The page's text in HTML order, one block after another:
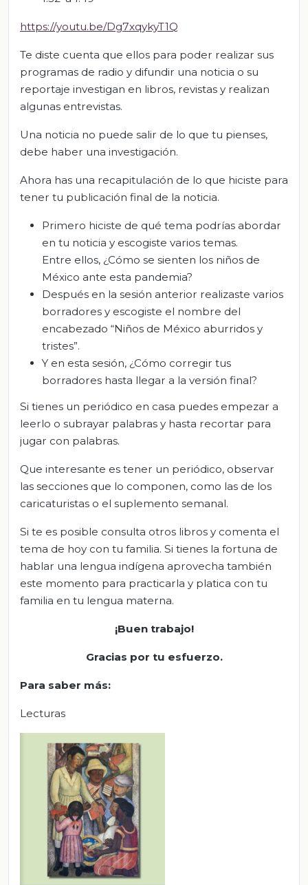
https://youtu.be/Dg7xqykyT1Q
Te diste cuenta que ellos para poder realizar sus
programas de radio y difundir una noticia o su
reportaje investigan en libros, revistas y realizan
algunas entrevistas.
Una noticia no puede salir de lo que tu pienses,
debe haber una investigación.
Ahora has una recapitulación de lo que hiciste para
tener tu publicación final de la noticia.
Primero hiciste de qué tema podrías abordar
en tu noticia y escogiste varios temas.
Entre ellos, ¿Cómo se sienten los niños de
México ante esta pandemia?
Después en la sesión anterior realizaste varios
borradores y escogiste el nombre del
encabezado “Niños de México aburridos y
tristes”.
Y en esta sesión, ¿Cómo corregir tus
borradores hasta llegar a la versión final?
Si tienes un periódico en casa puedes empezar a
leerlo o subrayar palabras y hasta recortar para
jugar con palabras.
Que interesante es tener un periódico, observar
las secciones que lo componen, como las de los
caricaturistas o el suplemento semanal.
Si te es posible consulta otros libros y comenta el
tema de hoy con tu familia. Si tienes la fortuna de
hablar una lengua indígena aprovecha también
este momento para practicarla y platica con tu
familia en tu lengua materna.
¡Buen trabajo!
Gracias por tu esfuerzo.
Para saber más:
Lecturas